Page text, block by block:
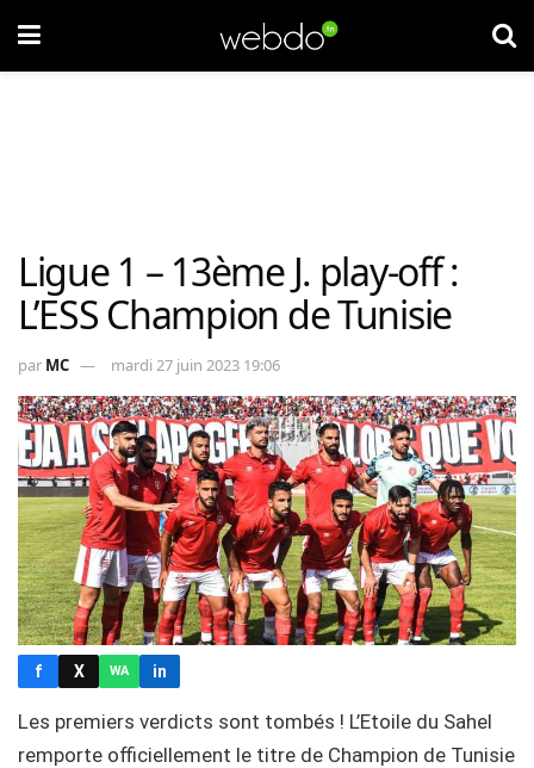
Ligue 1 – 13ème J. play-off :
L’ESS Champion de Tunisie
par MC mardi 27 juin 2023 19:06
f X WA in
Les premiers verdicts sont tombés ! L’Etoile du Sahel
remporte officiellement le titre de Champion de Tunisie